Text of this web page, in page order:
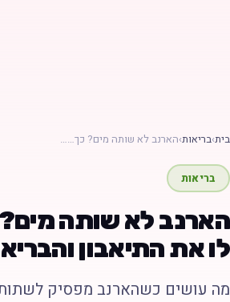
›בריאות›הארנב לא שותה מים? כך……
בריאות
לא שותה מים?
את התיאבון
עושים כשהארנב מפסיק לשתות